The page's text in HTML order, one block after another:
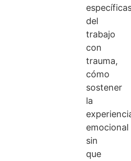
del
trabajo
con
trauma,
cómo
sostener
la
emocional
sin
que